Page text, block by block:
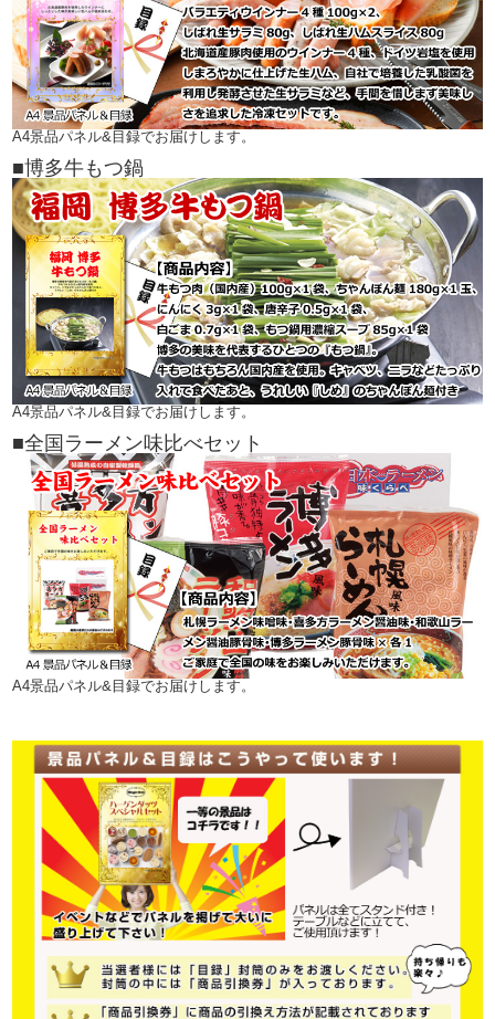
A4景品パネル&目録でお届けします。
■博多牛もつ鍋
A4景品パネル&目録でお届けします。
■全国ラーメン味比べセット
A4景品パネル&目録でお届けします。